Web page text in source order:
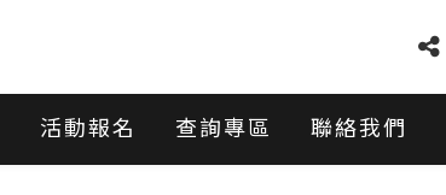
活動報名 查詢專區 聯絡我們